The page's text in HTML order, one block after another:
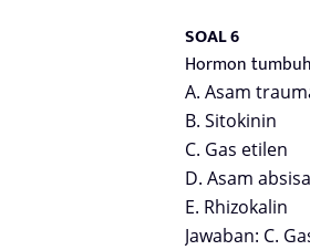
SOAL 6
Hormon
A. Asam
B. Sitokinin
C. Gas etilen
D. Asam
E. Rhizokalin
Jawaban: C.